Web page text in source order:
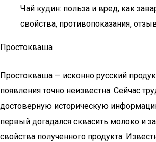
Чай кудин: польза и вред, как
свойства, противопоказания,
Простокваша
Простокваша — исконно русский
появления точно неизвестна. Сейчас
достоверную историческую
первый догадался сквасить молоко и
свойства полученного продукта.